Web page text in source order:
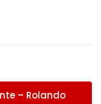
– Rolando